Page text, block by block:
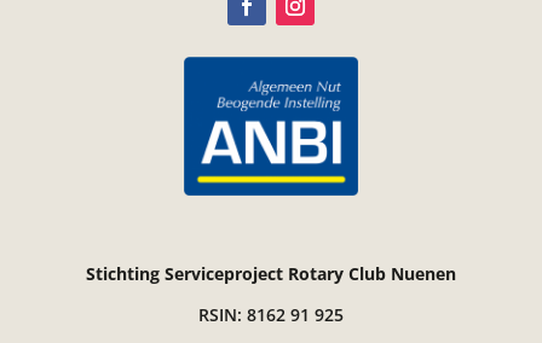
Stichting Serviceproject Rotary Club Nuenen
RSIN: 8162 91 925